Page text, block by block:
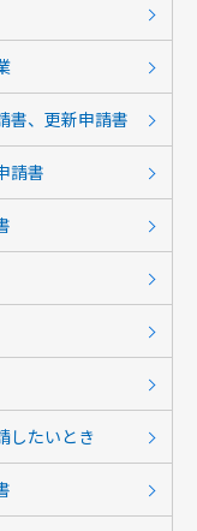
書、更新申請書
請書
したいとき